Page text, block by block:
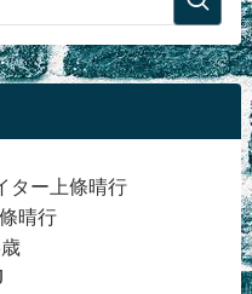
ター上條晴行
晴行